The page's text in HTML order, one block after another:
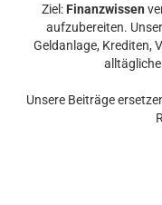
Ziel: Finanzwissen
aufzubereiten.
Geldanlage, Krediten,
Unsere Beiträge